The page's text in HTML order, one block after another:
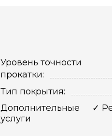
Уровень точности
прокатки:
Тип покрытия:
Дополнительные
услуги